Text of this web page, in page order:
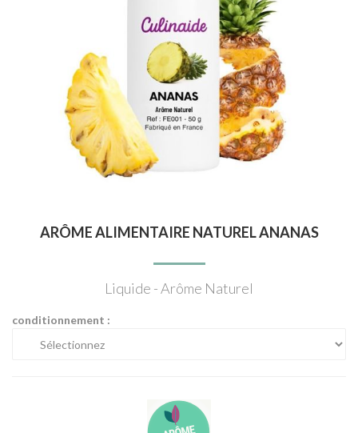
ARÔME ALIMENTAIRE NATUREL ANANAS
Liquide - Arôme Naturel
conditionnement :